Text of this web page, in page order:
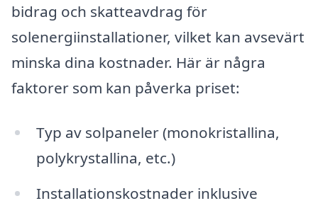
bidrag och skatteavdrag för
solenergiinstallationer, vilket kan avsevärt
minska dina kostnader. Här är några
faktorer som kan påverka priset:
Typ av solpaneler (monokristallina,
polykrystallina, etc.)
Installationskostnader inklusive